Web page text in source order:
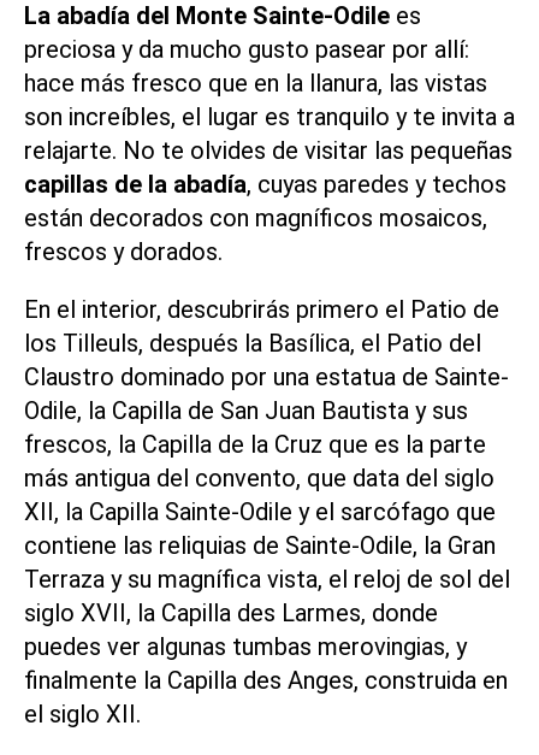
La abadía del Monte Sainte-Odile es
preciosa y da mucho gusto pasear por allí:
hace más fresco que en la llanura, las vistas
son increíbles, el lugar es tranquilo y te invita a
relajarte. No te olvides de visitar las pequeñas
capillas de la abadía, cuyas paredes y techos
están decorados con magníficos mosaicos,
frescos y dorados.
En el interior, descubrirás primero el Patio de
los Tilleuls, después la Basílica, el Patio del
Claustro dominado por una estatua de Sainte-
Odile, la Capilla de San Juan Bautista y sus
frescos, la Capilla de la Cruz que es la parte
más antigua del convento, que data del siglo
XII, la Capilla Sainte-Odile y el sarcófago que
contiene las reliquias de Sainte-Odile, la Gran
Terraza y su magnífica vista, el reloj de sol del
siglo XVII, la Capilla des Larmes, donde
puedes ver algunas tumbas merovingias, y
finalmente la Capilla des Anges, construida en
el siglo XII.